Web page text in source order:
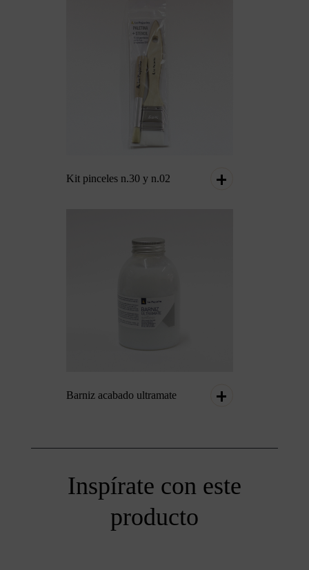
Kit pinceles n.30 y n.02
Barniz acabado ultramate
Inspírate con este
producto